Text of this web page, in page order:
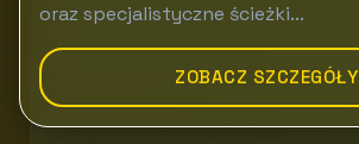
oraz specjalistyczne ścieżki...
ZOBACZ SZCZEGÓŁY